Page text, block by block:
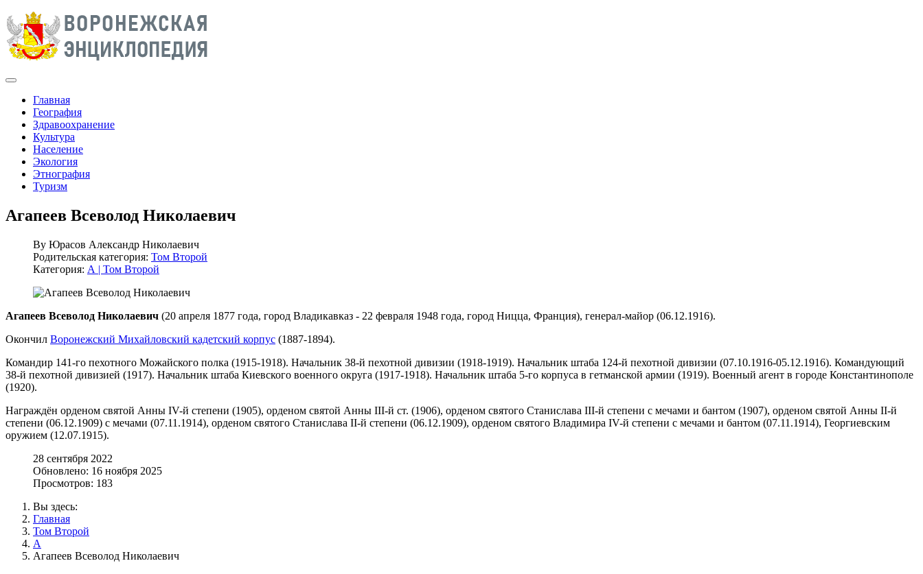
Главная
География
Здравоохранение
Культура
Население
Экология
Этнография
Туризм
Агапеев Всеволод Николаевич
By Юрасов Александр Николаевич
Родительская категория: Том Второй
Категория: А | Том Второй
Агапеев Всеволод Николаевич (20 апреля 1877 года, город Владикавказ - 22 февраля 1948 года, город Ницца, Франция), генерал-майор (06.12.1916).
Окончил Воронежский Михайловский кадетский корпус (1887-1894).
Командир 141-го пехотного Можайского полка (1915-1918). Начальник 38-й пехотной дивизии (1918-1919). Начальник штаба 124-й пехотной дивизии (07.10.1916-05.12.1916). Командующий
38-й пехотной дивизией (1917). Начальник штаба Киевского военного округа (1917-1918). Начальник штаба 5-го корпуса в гетманской армии (1919). Военный агент в городе Константинополе
(1920).
Награждён орденом святой Анны IV-й степени (1905), орденом святой Анны III-й ст. (1906), орденом святого Станислава III-й степени с мечами и бантом (1907), орденом святой Анны II-й
степени (06.12.1909) с мечами (07.11.1914), орденом святого Станислава II-й степени (06.12.1909), орденом святого Владимира IV-й степени с мечами и бантом (07.11.1914), Георгиевским
оружием (12.07.1915).
28 сентября 2022
Обновлено: 16 ноября 2025
Просмотров: 183
Вы здесь:
Главная
Том Второй
А
Агапеев Всеволод Николаевич